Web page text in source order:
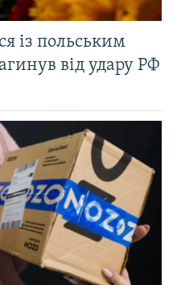
із польським
від удару РФ